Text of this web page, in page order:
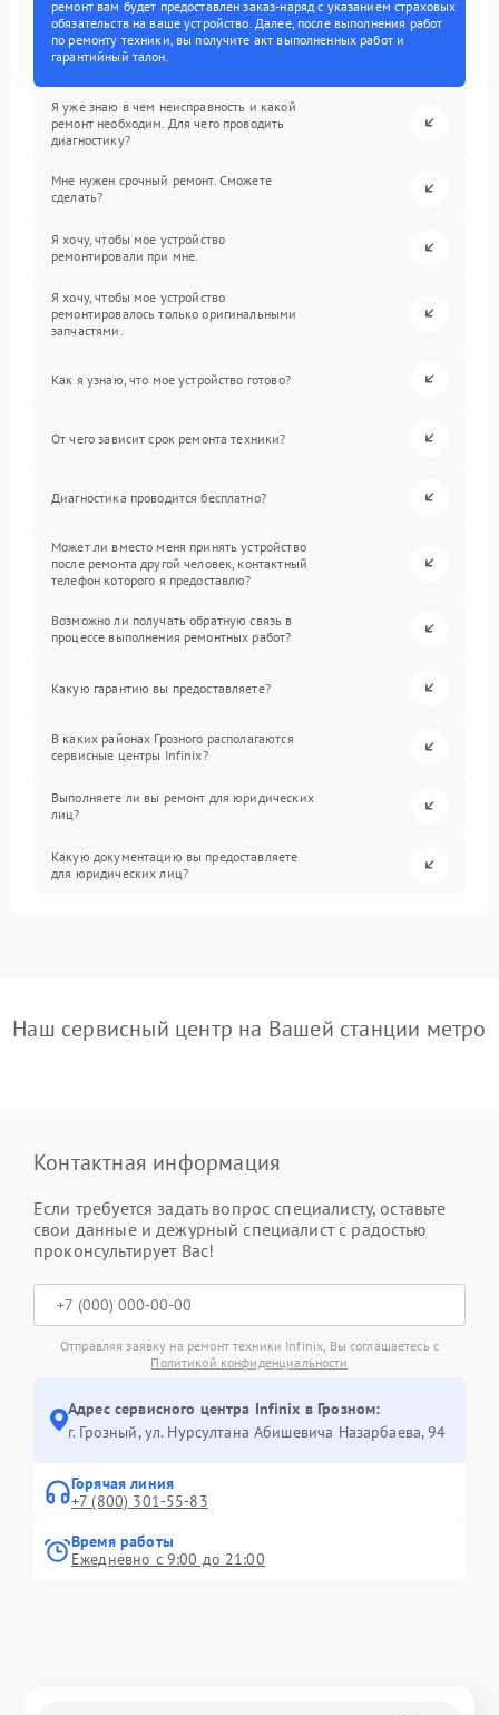
ремонт вам будет предоставлен заказ-наряд с указанием страховых
обязательств на ваше устройство. Далее, после выполнения работ
по ремонту техники, вы получите акт выполненных работ и
гарантийный талон.
Я уже знаю в чем неисправность и какой
ремонт необходим. Для чего проводить
диагностику?
Мне нужен срочный ремонт. Сможете
сделать?
Я хочу, чтобы мое устройство
ремонтировали при мне.
Я хочу, чтобы мое устройство
ремонтировалось только оригинальными
запчастями.
Как я узнаю, что мое устройство готово?
От чего зависит срок ремонта техники?
Диагностика проводится бесплатно?
Может ли вместо меня принять устройство
после ремонта другой человек, контактный
телефон которого я предоставлю?
Возможно ли получать обратную связь в
процессе выполнения ремонтных работ?
Какую гарантию вы предоставляете?
В каких районах Грозного располагаются
сервисные центры Infinix?
Выполняете ли вы ремонт для юридических
лиц?
Какую документацию вы предоставляете
для юридических лиц?
Наш сервисный центр на Вашей станции метро
Контактная информация
Если требуется задать вопрос специалисту, оставьте
свои данные и дежурный специалист с радостью
проконсультирует Вас!
Отправляя заявку на ремонт техники Infinix, Вы соглашаетесь с
Политикой конфиденциальности
Адрес сервисного центра Infinix в Грозном:
г. Грозный, ул. Нурсултана Абишевича Назарбаева, 94
Горячая линия
+7 (800) 301-55-83
Время работы
Ежедневно с 9:00 до 21:00